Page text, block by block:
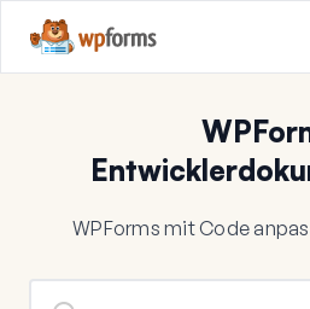
WPForms mit Code